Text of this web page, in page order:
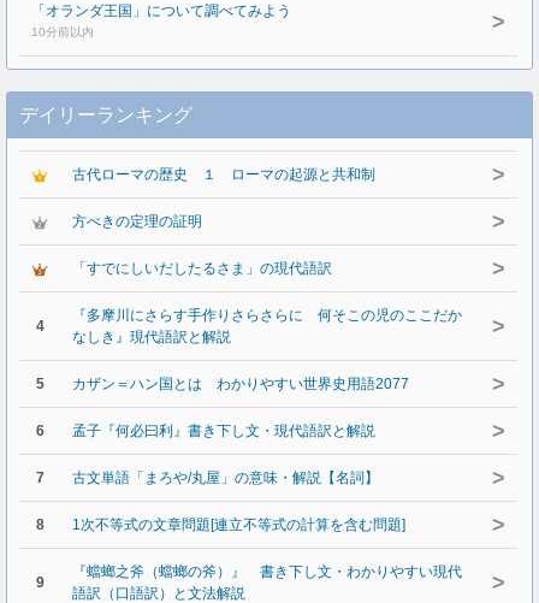
「オランダ王国」について調べてみよう
10分前以内 >
デイリーランキング
古代ローマの歴史 １ ローマの起源と共和制 >
方べきの定理の証明 >
「すでにしいだしたるさま」の現代語訳 >
4
『多摩川にさらす手作りさらさらに 何そこの児のここだか
なしき』現代語訳と解説
>
5 カザン＝ハン国とは わかりやすい世界史用語2077 >
6 孟子『何必曰利』書き下し文・現代語訳と解説 >
7 古文単語「まろや/丸屋」の意味・解説【名詞】 >
8 1次不等式の文章問題[連立不等式の計算を含む問題] >
9
『蟷螂之斧（蟷螂の斧）』 書き下し文・わかりやすい現代
語訳（口語訳）と文法解説
>